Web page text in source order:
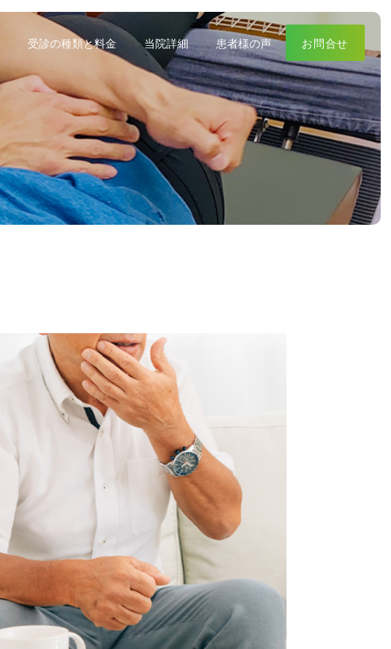
受診の種類と料金 当院詳細 患者様の声 お問合せ